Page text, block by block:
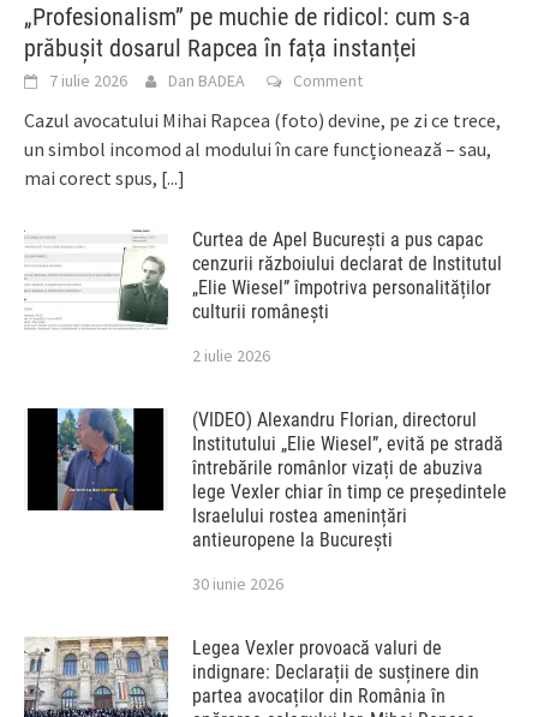
„Profesionalism” pe muchie de ridicol: cum s-a
prăbușit dosarul Rapcea în fața instanței
7 iulie 2026 Dan BADEA Comment
Cazul avocatului Mihai Rapcea (foto) devine, pe zi ce trece,
un simbol incomod al modului în care funcționează – sau,
mai corect spus, [...]
Curtea de Apel București a pus capac
cenzurii războiului declarat de Institutul
„Elie Wiesel” împotriva personalităților
culturii românești
2 iulie 2026
(VIDEO) Alexandru Florian, directorul
Institutului „Elie Wiesel”, evită pe stradă
întrebările românlor vizați de abuziva
lege Vexler chiar în timp ce președintele
Israelului rostea amenințări
antieuropene la București
30 iunie 2026
Legea Vexler provoacă valuri de
indignare: Declarații de susținere din
partea avocaților din România în